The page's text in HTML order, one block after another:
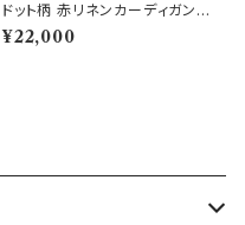
ドット柄 赤リネンカーディガン2
02505231522
¥22,000